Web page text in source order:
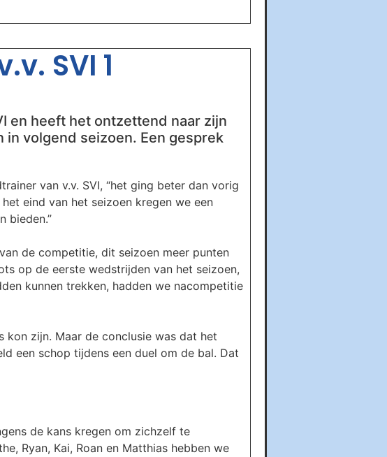
SVI 1
en heeft het ontzettend naar zijn
volgend seizoen. Een gesprek
van v.v. SVI, “het ging beter dan vorig
eind van het seizoen kregen we een
bieden.”
de competitie, dit seizoen meer punten
op de eerste wedstrijden van het seizoen,
kunnen trekken, hadden we nacompetitie
kon zijn. Maar de conclusie was dat het
een schop tijdens een duel om de bal. Dat
de kans kregen om zichzelf te
Ryan, Kai, Roan en Matthias hebben we